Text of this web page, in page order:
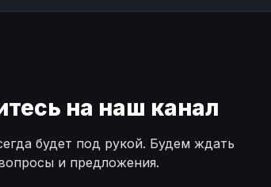
на наш канал
будет под рукой. Будем ждать
и предложения.